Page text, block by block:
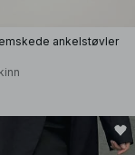
ankelstøvler